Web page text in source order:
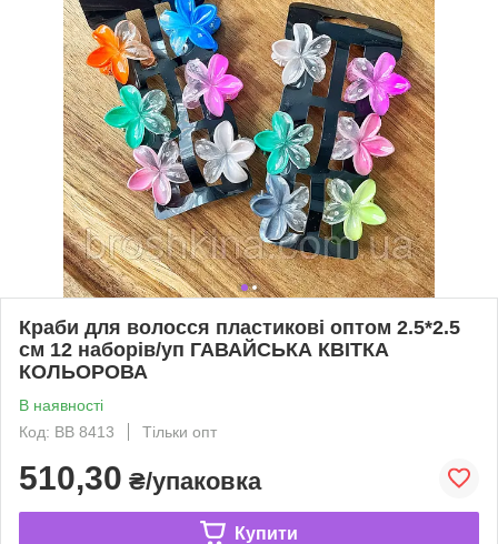
Краби для волосся пластикові оптом 2.5*2.5
см 12 наборів/уп ГАВАЙСЬКА КВІТКА
КОЛЬОРОВА
В наявності
Код: ВВ 8413
Тільки опт
510,30 ₴/упаковка
Купити